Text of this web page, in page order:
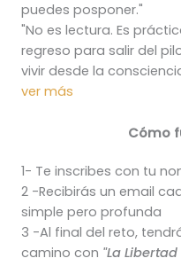
puedes posponer."
"No es lectura. Es
regreso para salir del
vivir desde la
ver más
Cómo
1- Te inscribes con tu
2 -Recibirás un email
simple pero profunda
3 -Al final del reto,
camino con "La